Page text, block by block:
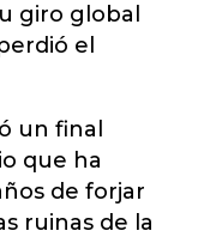
giro global
el
un final
que ha
de forjar
ruinas de la